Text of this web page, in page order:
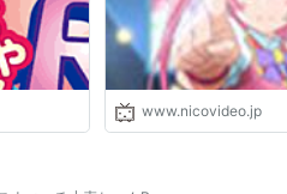
佐野隆雄
ン・総作画監督：大沢美奈
画監督：後藤圭佑
タジオちゅーりっぷ）
www.nicovideo.jp